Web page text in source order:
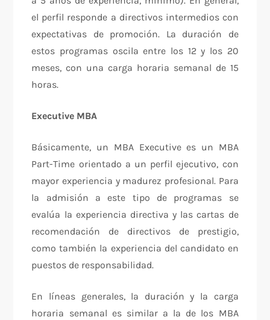
el perfil responde a directivos intermedios con
expectativas de promoción. La duración de
estos programas oscila entre los 12 y los 20
meses, con una carga horaria semanal de 15
horas.
Executive MBA
Básicamente, un MBA Executive es un MBA
Part-Time orientado a un perfil ejecutivo, con
mayor experiencia y madurez profesional. Para
la admisión a este tipo de programas se
evalúa la experiencia directiva y las cartas de
recomendación de directivos de prestigio,
como también la experiencia del candidato en
puestos de responsabilidad.
En líneas generales, la duración y la carga
horaria semanal es similar a la de los MBA